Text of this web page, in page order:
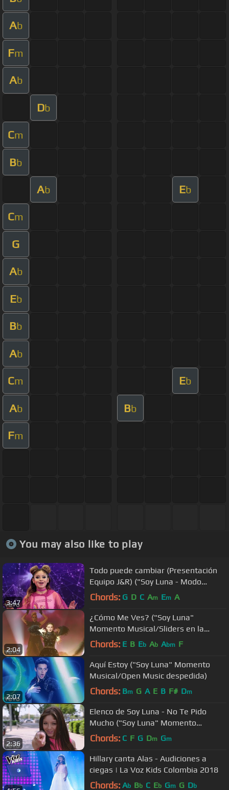
Ab
Fm
Ab
Db
Cm
Bb
Ab Eb
Cm
G
Ab
Eb
Bb
Ab
Cm Eb
Ab Bb
Fm
You may also like to play
3:47
Todo puede cambiar (Presentación
Equipo J&R) ("Soy Luna - Modo
Amar"/Momento Musical)
Chords: G D C Am Em A
2:04
¿Cómo Me Ves? ("Soy Luna"
Momento Musical/Sliders en la
competencia final)
Chords: E B Eb Ab Abm F
2:07
Aquí Estoy ("Soy Luna" Momento
Musical/Open Music despedida)
Chords: Bm G A E B F# Dm
2:36
Elenco de Soy Luna - No Te Pido
Mucho ("Soy Luna" Momento
Musical/Luna)
Chords: C F G Dm Gm
Hillary canta Alas - Audiciones a
ciegas | La Voz Kids Colombia 2018
Chords: Ab Bb C Eb Gm G Db